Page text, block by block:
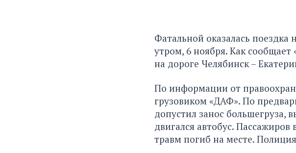
Фатальной оказалась поездка
утром, 6 ноября. Как сообщает
на дороге Челябинск –
По информации от
грузовиком «ДАФ». По
допустил занос большегруза,
двигался автобус.
травм погиб на месте.